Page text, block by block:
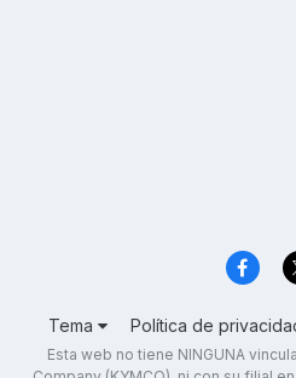
Tema Política de
Esta web no tiene NINGUNA